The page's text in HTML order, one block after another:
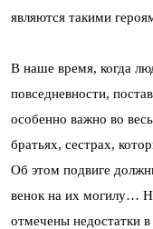
являются такими
В наше время, когда
повседневности,
особенно важно во
братьях, сестрах,
Об этом подвиге
венок на их могилу…
отмечены недостатки